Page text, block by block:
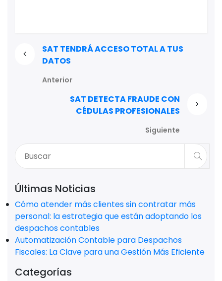
SAT TENDRÁ ACCESO TOTAL A TUS
DATOS
Anterior
SAT DETECTA FRAUDE CON
CÉDULAS PROFESIONALES
Siguiente
Últimas Noticias
Cómo atender más clientes sin contratar más
personal: la estrategia que están adoptando los
despachos contables
Automatización Contable para Despachos
Fiscales: La Clave para una Gestión Más Eficiente
Categorías